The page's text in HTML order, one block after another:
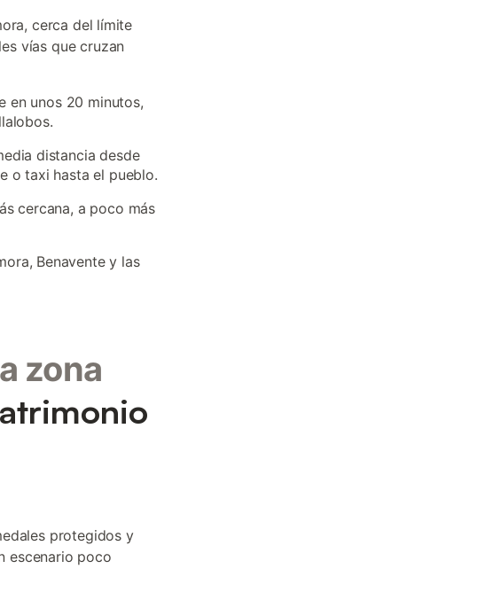
cerca del límite
vías que cruzan
en unos 20 minutos,
distancia desde
o taxi hasta el pueblo.
cercana, a poco más
Benavente y las
zona
protegidos y
escenario poco